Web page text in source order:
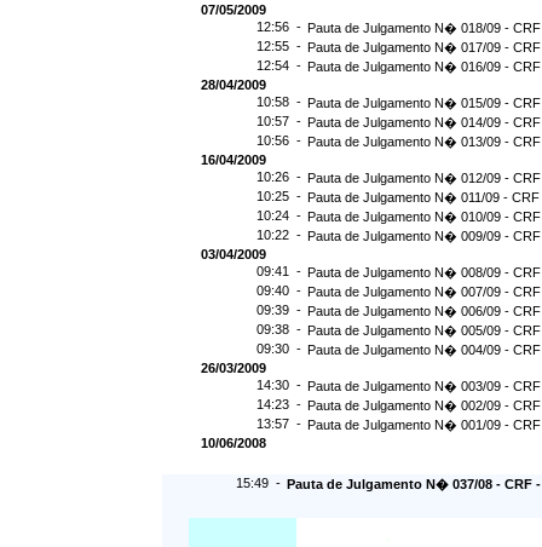
07/05/2009
12:56 - Pauta de Julgamento N� 018/09 -
12:55 - Pauta de Julgamento N� 017/09 -
12:54 - Pauta de Julgamento N� 016/09 -
28/04/2009
10:58 - Pauta de Julgamento N� 015/09 -
10:57 - Pauta de Julgamento N� 014/09 -
10:56 - Pauta de Julgamento N� 013/09 -
16/04/2009
10:26 - Pauta de Julgamento N� 012/09 -
10:25 - Pauta de Julgamento N� 011/09 - CRF
10:24 - Pauta de Julgamento N� 010/09 -
10:22 - Pauta de Julgamento N� 009/09 -
03/04/2009
09:41 - Pauta de Julgamento N� 008/09 -
09:40 - Pauta de Julgamento N� 007/09 -
09:39 - Pauta de Julgamento N� 006/09 -
09:38 - Pauta de Julgamento N� 005/09 -
09:30 - Pauta de Julgamento N� 004/09 -
26/03/2009
14:30 - Pauta de Julgamento N� 003/09 -
14:23 - Pauta de Julgamento N� 002/09 -
13:57 - Pauta de Julgamento N� 001/09 -
10/06/2008
15:49 - Pauta de Julgamento N� 037/08 - CRF -